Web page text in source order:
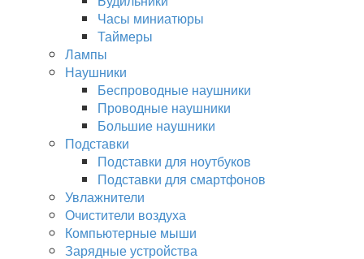
Часы миниатюры
Таймеры
Лампы
Наушники
Беспроводные наушники
Проводные наушники
Большие наушники
Подставки
Подставки для ноутбуков
Подставки для смартфонов
Увлажнители
Очистители воздуха
Компьютерные мыши
Зарядные устройства